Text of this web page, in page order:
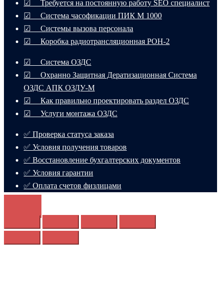
☑ Требуется на постоянную работу SEO специалист
☑ Система часофикации ПИК М 1000
☑ Системы вызова персонала
☑ Коробка радиотрансляционная РОН-2
☑ Система ОЗДС
☑ Охранно Защитная Дератизационная Система
ОЗДС АПК ОЗДУ-М
☑ Как правильно проектировать раздел ОЗДС
☑ Услуги монтажа ОЗДС
✅ Проверка статуса заказа
✅ Условия получения товаров
✅ Восстановление бухгалтерских документов
✅ Условия гарантии
✅ Оплата счетов физлицами